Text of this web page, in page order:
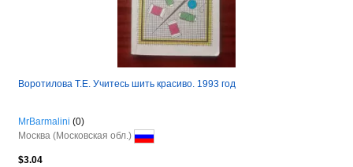
Воротилова Т.Е. Учитесь шить красиво. 1993 год
MrBarmalini (0)
Москва (Московская обл.)
$3.04